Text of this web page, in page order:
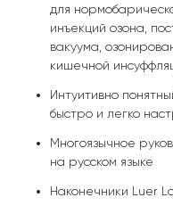
для
инъекций озона,
вакуума,
кишечной
Интуитивно
быстро и легко
Многоязычное
на русском языке
Наконечники Luer